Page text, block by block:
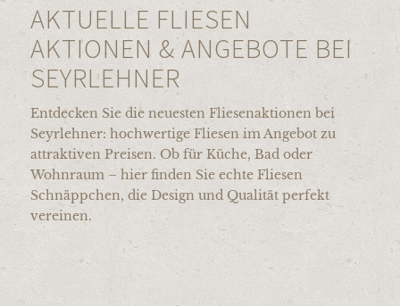
AKTUELLE FLIESEN
AKTIONEN & ANGEBOTE BEI
SEYRLEHNER
Entdecken Sie die neuesten Fliesenaktionen bei
Seyrlehner: hochwertige Fliesen im Angebot zu
attraktiven Preisen. Ob für Küche, Bad oder
Wohnraum – hier finden Sie echte Fliesen
Schnäppchen, die Design und Qualität perfekt
vereinen.